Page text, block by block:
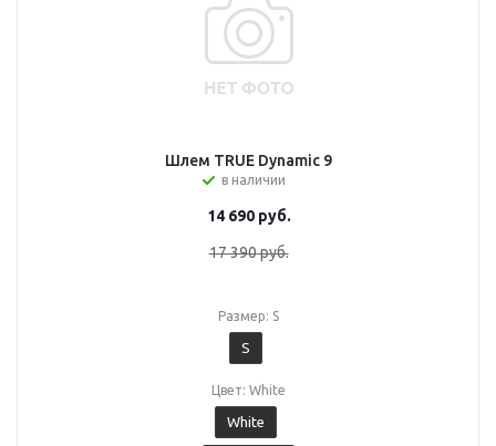
Шлем TRUE Dynamic 9
в наличии
14 690руб.
17 390руб.
Размер: S
S
Цвет: White
White